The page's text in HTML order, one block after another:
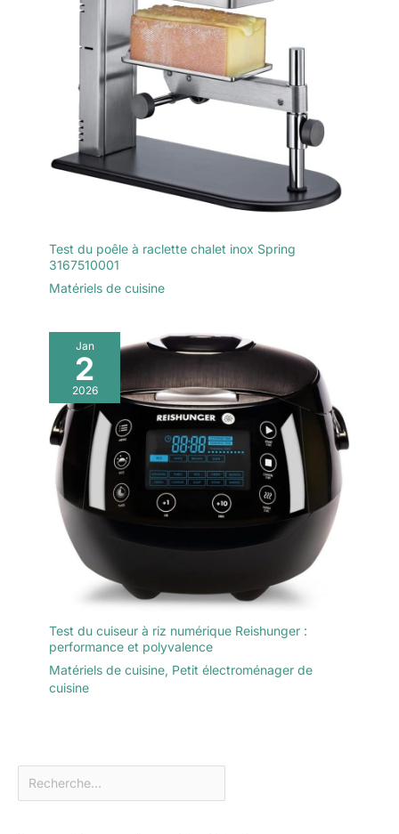
Test du poêle à raclette chalet inox Spring
3167510001
Matériels de cuisine
Jan
2
2026
Test du cuiseur à riz numérique Reishunger :
performance et polyvalence
Matériels de cuisine, Petit électroménager de
cuisine